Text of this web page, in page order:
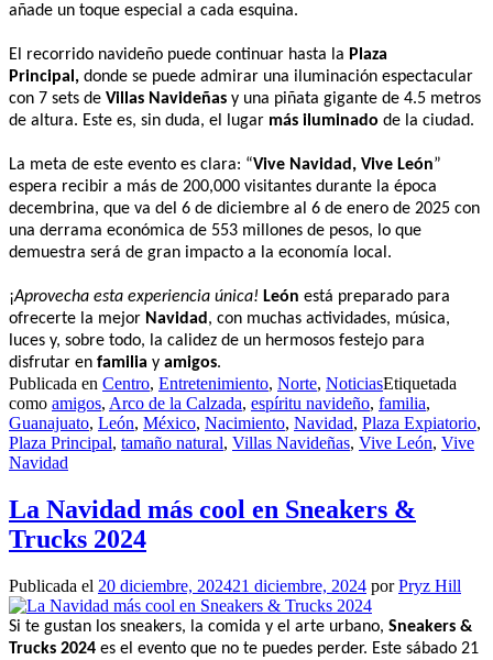
añade un toque especial a cada esquina.
El recorrido navideño puede continuar hasta la Plaza
Principal, donde se puede admirar una iluminación espectacular
con 7 sets de Villas Navideñas y una piñata gigante de 4.5 metros
de altura. Este es, sin duda, el lugar más iluminado de la ciudad.
La meta de este evento es clara: “Vive Navidad, Vive León”
espera recibir a más de 200,000 visitantes durante la época
decembrina, que va del 6 de diciembre al 6 de enero de 2025 con
una derrama económica de 553 millones de pesos, lo que
demuestra será de gran impacto a la economía local.
¡Aprovecha esta experiencia única! León está preparado para
ofrecerte la mejor Navidad , con muchas actividades, música,
luces y, sobre todo, la calidez de un hermosos festejo para
disfrutar en familia y amigos.
Publicada en Centro, Entretenimiento, Norte, NoticiasEtiquetada
como amigos, Arco de la Calzada, espíritu navideño, familia,
Guanajuato, León, México, Nacimiento, Navidad, Plaza Expiatorio,
Plaza Principal, tamaño natural, Villas Navideñas, Vive León, Vive
Navidad
La Navidad más cool en Sneakers &
Trucks 2024
Publicada el 20 diciembre, 202421 diciembre, 2024 porPryz Hill
Si te gustan los sneakers, la comida y el arte urbano, Sneakers &
Trucks 2024 es el evento que no te puedes perder. Este sábado 21